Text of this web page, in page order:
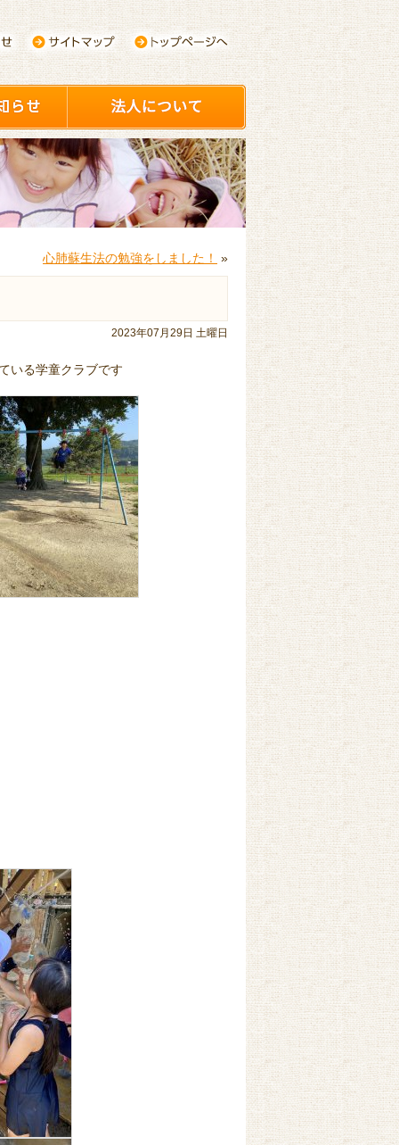
心肺蘇生法の勉強をしました！ »
2023年07月29日 土曜日
いる学童クラブです